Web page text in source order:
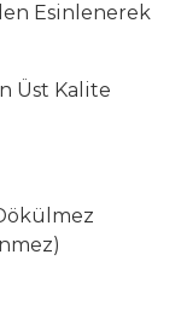
Esinlenerek
Üst Kalite